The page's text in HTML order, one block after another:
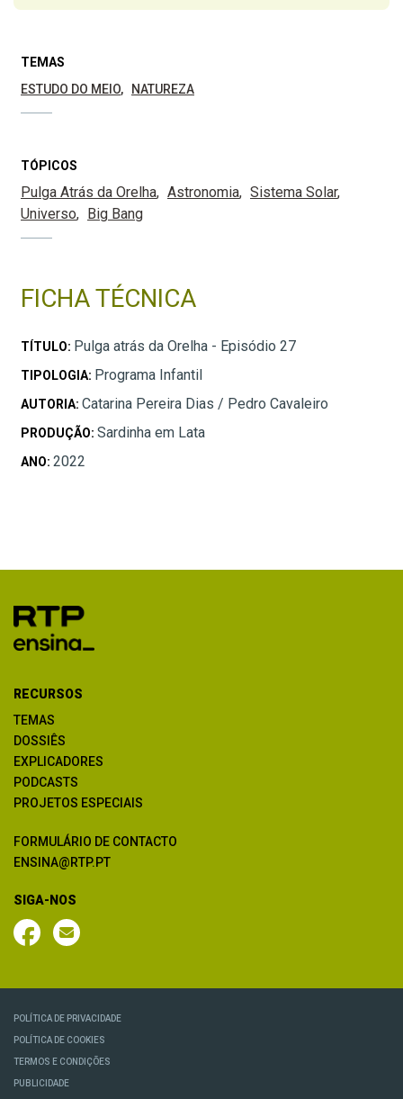
TEMAS
ESTUDO DO MEIO
NATUREZA
TÓPICOS
Pulga Atrás da Orelha Astronomia
Sistema Solar
Universo
Big Bang
FICHA TÉCNICA
TÍTULO: Pulga atrás da Orelha - Episódio 27
TIPOLOGIA: Programa Infantil
AUTORIA: Catarina Pereira Dias / Pedro Cavaleiro
PRODUÇÃO: Sardinha em Lata
ANO: 2022
RECURSOS
TEMAS
DOSSIÊS
EXPLICADORES
PODCASTS
PROJETOS ESPECIAIS
FORMULÁRIO DE CONTACTO
ENSINA@RTP.PT
SIGA-NOS
POLÍTICA DE PRIVACIDADE
POLÍTICA DE COOKIES
TERMOS E CONDIÇÕES
PUBLICIDADE